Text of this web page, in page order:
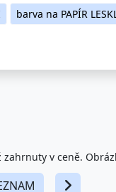
barva na PAPÍR
v ceně.